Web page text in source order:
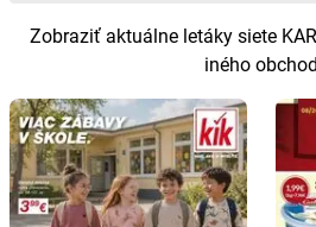
Zobraziť aktuálne letáky siete
iného